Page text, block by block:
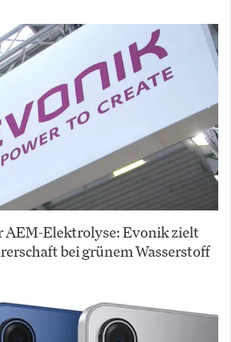
AEM-Elektrolyse: Evonik zielt
bei grünem Wasserstoff